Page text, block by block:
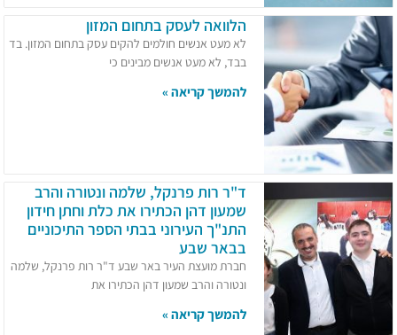
הלוואה לעסק בתחום המזון
לא מעט אנשים חולמים להקים עסק בתחום המזון. בד
בבד, לא מעט אנשים מבינים כי
להמשך קריאה »
ד"ר רות פרנקל, שלמה ונטורה והרב
שמעון דהן הכתירו את כלת וחתן חידון
התנ"ך העירוני בבתי הספר התיכוניים
בבאר שבע
חברת מועצת העיר באר שבע ד"ר רות פרנקל, שלמה
ונטורה והרב שמעון דהן הכתירו את
להמשך קריאה »